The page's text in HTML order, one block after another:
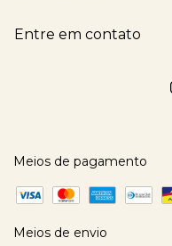
Entre em contato
Meios de pagamento
Meios de envio